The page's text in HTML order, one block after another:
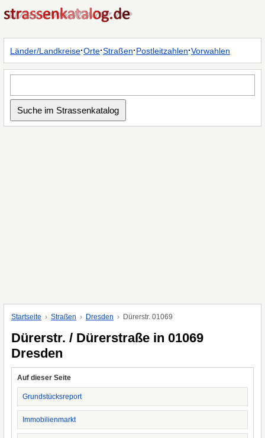
Länder/Landkreise·Orte·Straßen·Postleitzahlen·Vorwahlen
Startseite Straßen Dresden Dürerstr. 01069
Dürerstr. / Dürerstraße in 01069
Dresden
Auf dieser Seite
Grundstücksreport
Immobilienmarkt